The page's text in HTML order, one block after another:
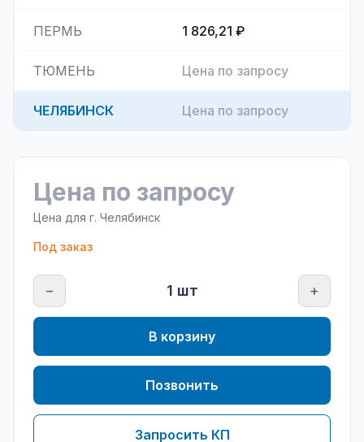
ПЕРМЬ 1 826,21 ₽
ТЮМЕНЬ Цена по запросу
ЧЕЛЯБИНСК Цена по запросу
Цена по запросу
Цена для г. Челябинск
Под заказ
− 1 шт +
В корзину
Позвонить
Запросить КП